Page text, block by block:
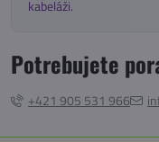
kabeláži.
Potrebujete
+421 905 531 966